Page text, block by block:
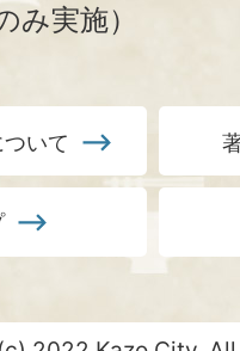
み実施）
いて